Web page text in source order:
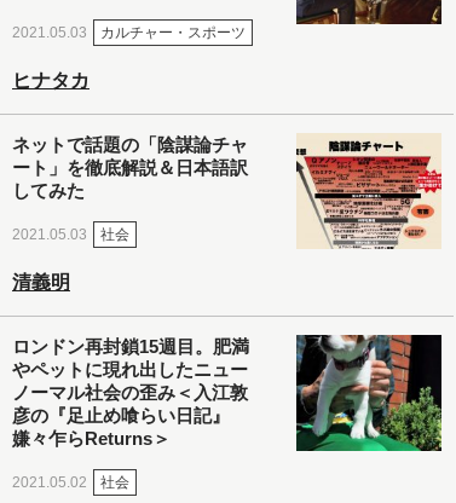
2021.05.03 カルチャー・スポーツ
ヒナタカ
ネットで話題の「陰謀論チャ
ート」を徹底解説＆日本語訳
してみた
2021.05.03 社会
清義明
ロンドン再封鎖15週目。肥満
やペットに現れ出したニュー
ノーマル社会の歪み＜入江敦
彦の『足止め喰らい日記』
嫌々乍らReturns＞
2021.05.02 社会